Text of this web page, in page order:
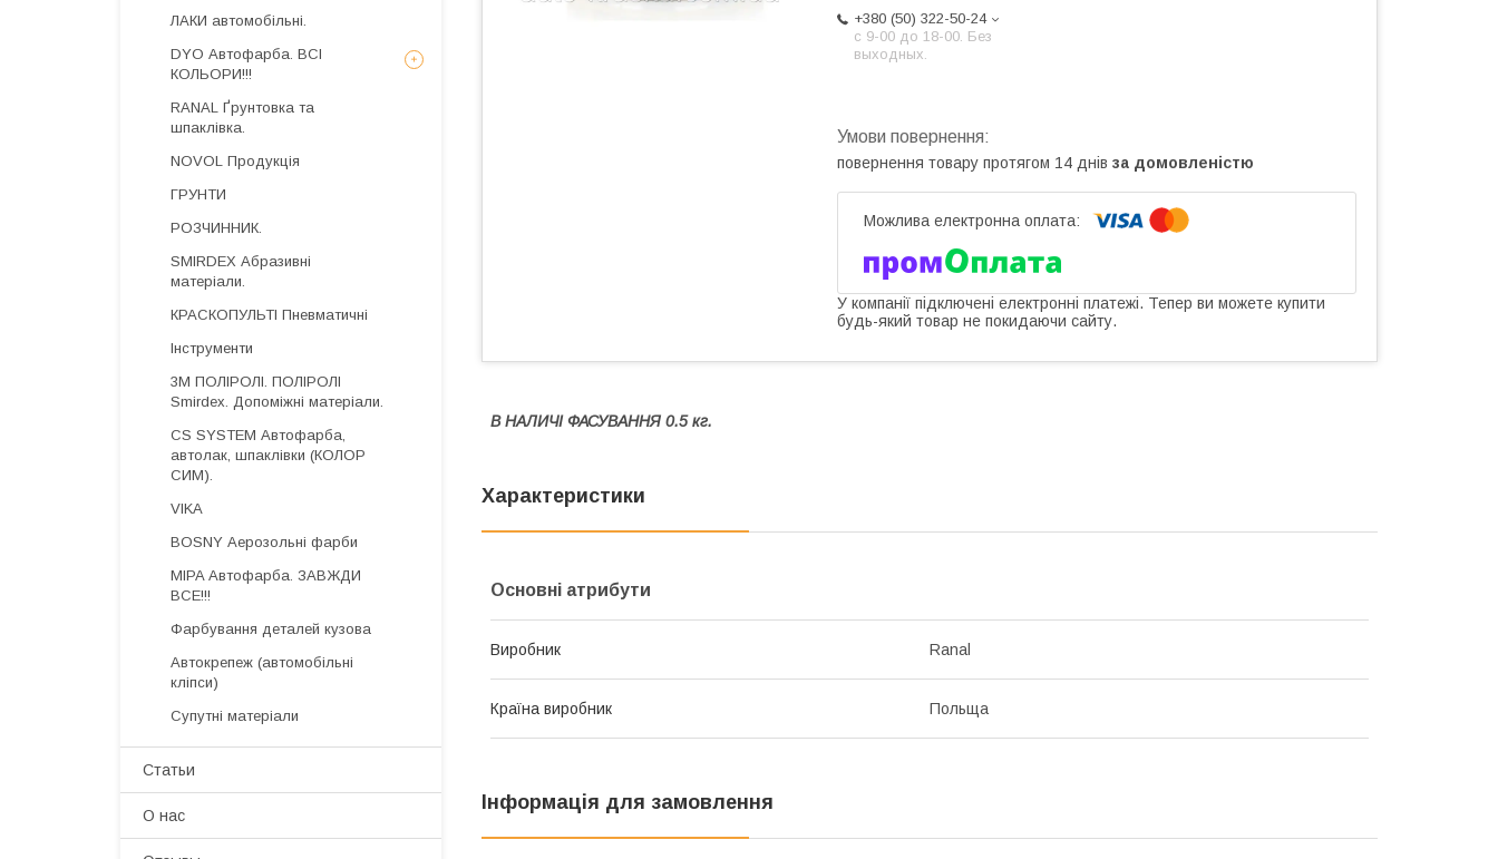
+380 (50) 322-50-24
с 9-00 до 18-00. Без
выходных.
повернення товару протягом 14 днів за домовленістю
У компанії підключені електронні платежі. Тепер ви можете купити
будь-який товар не покидаючи сайту.
В НАЛИЧІ ФАСУВАННЯ 0.5 кг.
Характеристики
Основні атрибути
Виробник Ranal
Країна виробник Польща
Інформація для замовлення
ЛАКИ автомобільні.
DYO Автофарба. ВСІ
КОЛЬОРИ!!!
RANAL Ґрунтовка та
шпаклівка.
NOVOL Продукція
ГРУНТИ
РОЗЧИННИК.
SMIRDEX Абразивні
матеріали.
КРАСКОПУЛЬТІ Пневматичні
Інструменти
3М ПОЛІРОЛІ. ПОЛІРОЛІ
Smirdex. Допоміжні матеріали.
CS SYSTEM Автофарба,
автолак, шпаклівки (КОЛОР
СИМ).
VIKA
BOSNY Аерозольні фарби
MIPA Автофарба. ЗАВЖДИ
ВСЕ!!!
Фарбування деталей кузова
Автокрепеж (автомобільні
кліпси)
Супутні матеріали
Статьи
О нас